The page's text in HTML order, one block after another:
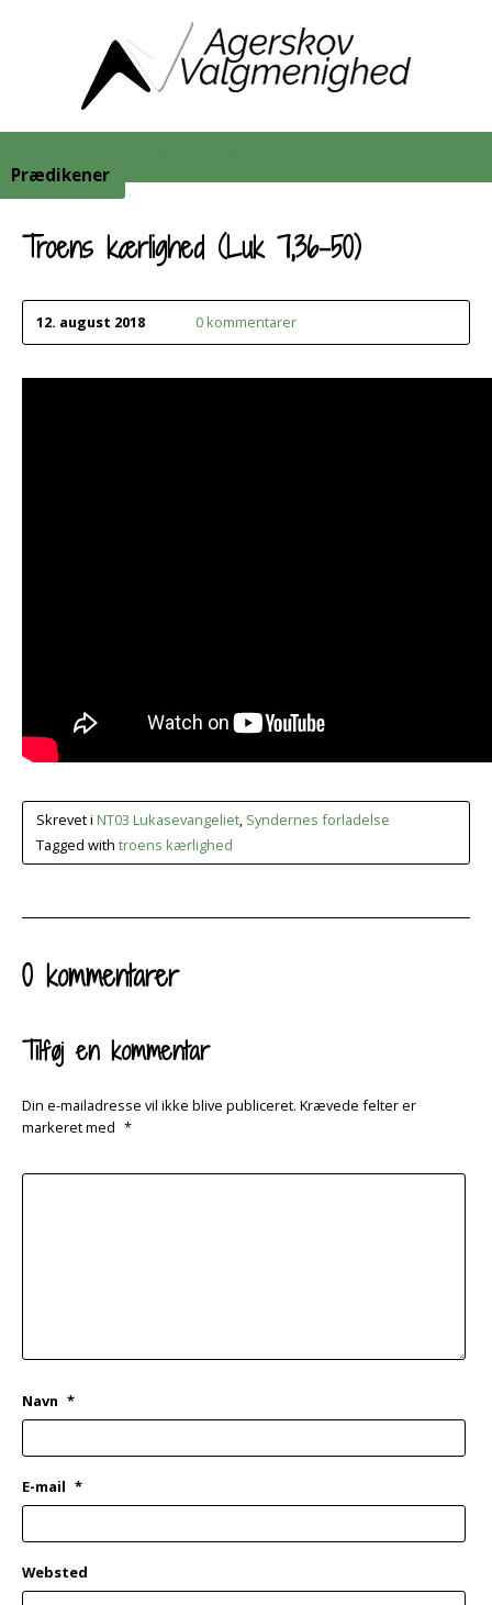
Prædikener
Troens kærlighed (Luk 7,36-50)
12. august 2018 0 kommentarer
Skrevet i NT03 Lukasevangeliet, Syndernes forladelse
Tagged with troens kærlighed
0 kommentarer
Tilføj en kommentar
Din e-mailadresse vil ikke blive publiceret. Krævede felter er
markeret med *
Navn *
E-mail *
Websted